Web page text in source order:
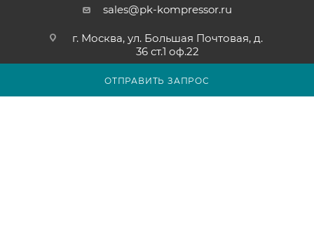
ОТПРАВИТЬ ЗАПРОС
sales@pk-kompressor.ru
г. Москва, ул. Большая Почтовая, д.
36 ст.1 оф.22